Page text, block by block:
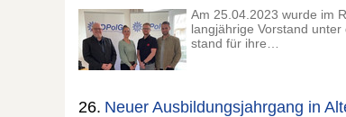
Am 25.04.2023 wurde im
langjährige Vorstand
stand für ihre…
26. Neuer Ausbildungsjahrgang in